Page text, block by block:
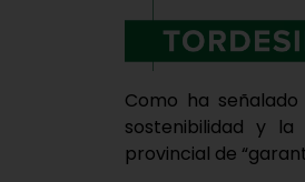
Como ha
sostenibilidad y
provincial de